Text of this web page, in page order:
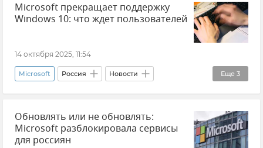
Microsoft прекращает поддержку
Windows 10: что ждет пользователей
14 октября 2025, 11:54
Еще 3
Microsoft Россия Новости
IT-технологии Интернет Windows
Обновлять или не обновлять:
Microsoft разблокировала сервисы
для россиян